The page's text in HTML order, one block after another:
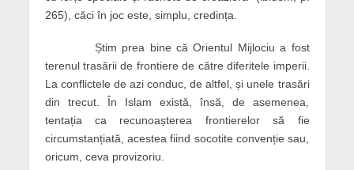
265), căci în joc este, simplu, credința.
Știm prea bine că Orientul Mijlociu a fost
terenul trasării de frontiere de către diferitele imperii.
La conflictele de azi conduc, de altfel, și unele trasări
din trecut. În Islam există, însă, de asemenea,
tentația ca recunoașterea frontierelor să fie
circumstanțiată, acestea fiind socotite convenție sau,
oricum, ceva provizoriu.